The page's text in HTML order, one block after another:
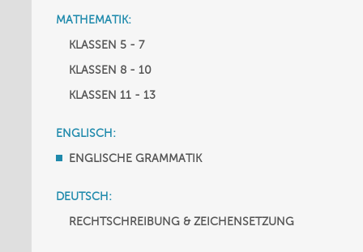
MATHEMATIK:
KLASSEN 5 - 7
KLASSEN 8 - 10
KLASSEN 11 - 13
ENGLISCH:
ENGLISCHE GRAMMATIK
DEUTSCH:
RECHTSCHREIBUNG & ZEICHENSETZUNG